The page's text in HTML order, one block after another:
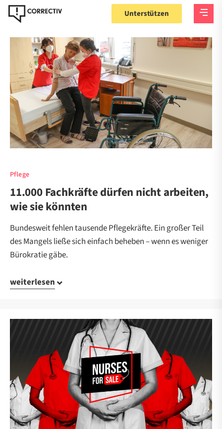
Unterstützen
Pflege
11.000 Fachkräfte dürfen nicht arbeiten,
wie sie könnten
Bundesweit fehlen tausende Pflegekräfte. Ein großer Teil
des Mangels ließe sich einfach beheben – wenn es weniger
Bürokratie gäbe.
weiterlesen